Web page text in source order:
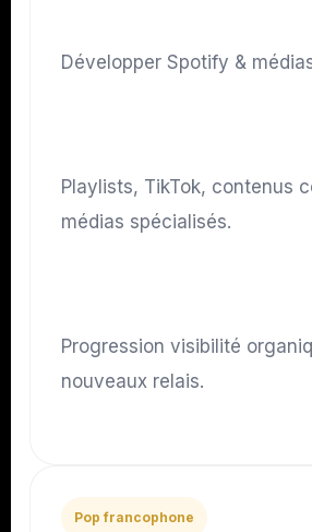
Développer Spotify &
Playlists, TikTok, contenus
médias spécialisés.
Progression visibilité
nouveaux relais.
Pop francophone